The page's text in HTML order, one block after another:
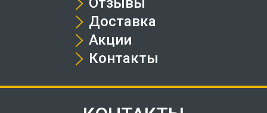
Доставка
Акции
Контакты